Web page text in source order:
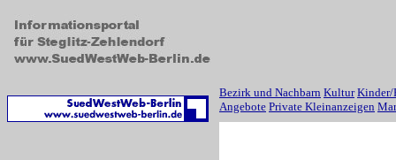
Bezirk und Nachbarn Kultur Kinder/
Angebote Private Kleinanzeigen